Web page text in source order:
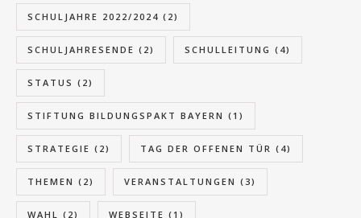
SCHULJAHRE 2022/2024 (2)
SCHULJAHRESENDE (2) SCHULLEITUNG (4)
STATUS (2)
STIFTUNG BILDUNGSPAKT BAYERN (1)
STRATEGIE (2) TAG DER OFFENEN TÜR (4)
THEMEN (2) VERANSTALTUNGEN (3)
WAHL (2) WEBSEITE (1)